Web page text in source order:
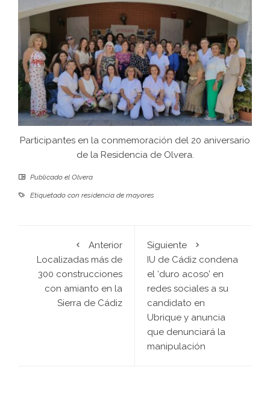
Participantes en la conmemoración del 20 aniversario
de la Residencia de Olvera.
Publicado el Olvera
Etiquetado con residencia de mayores
Anterior
Localizadas más de
300 construcciones
con amianto en la
Sierra de Cádiz
Siguiente
IU de Cádiz condena
el ‘duro acoso’ en
redes sociales a su
candidato en
Ubrique y anuncia
que denunciará la
manipulación